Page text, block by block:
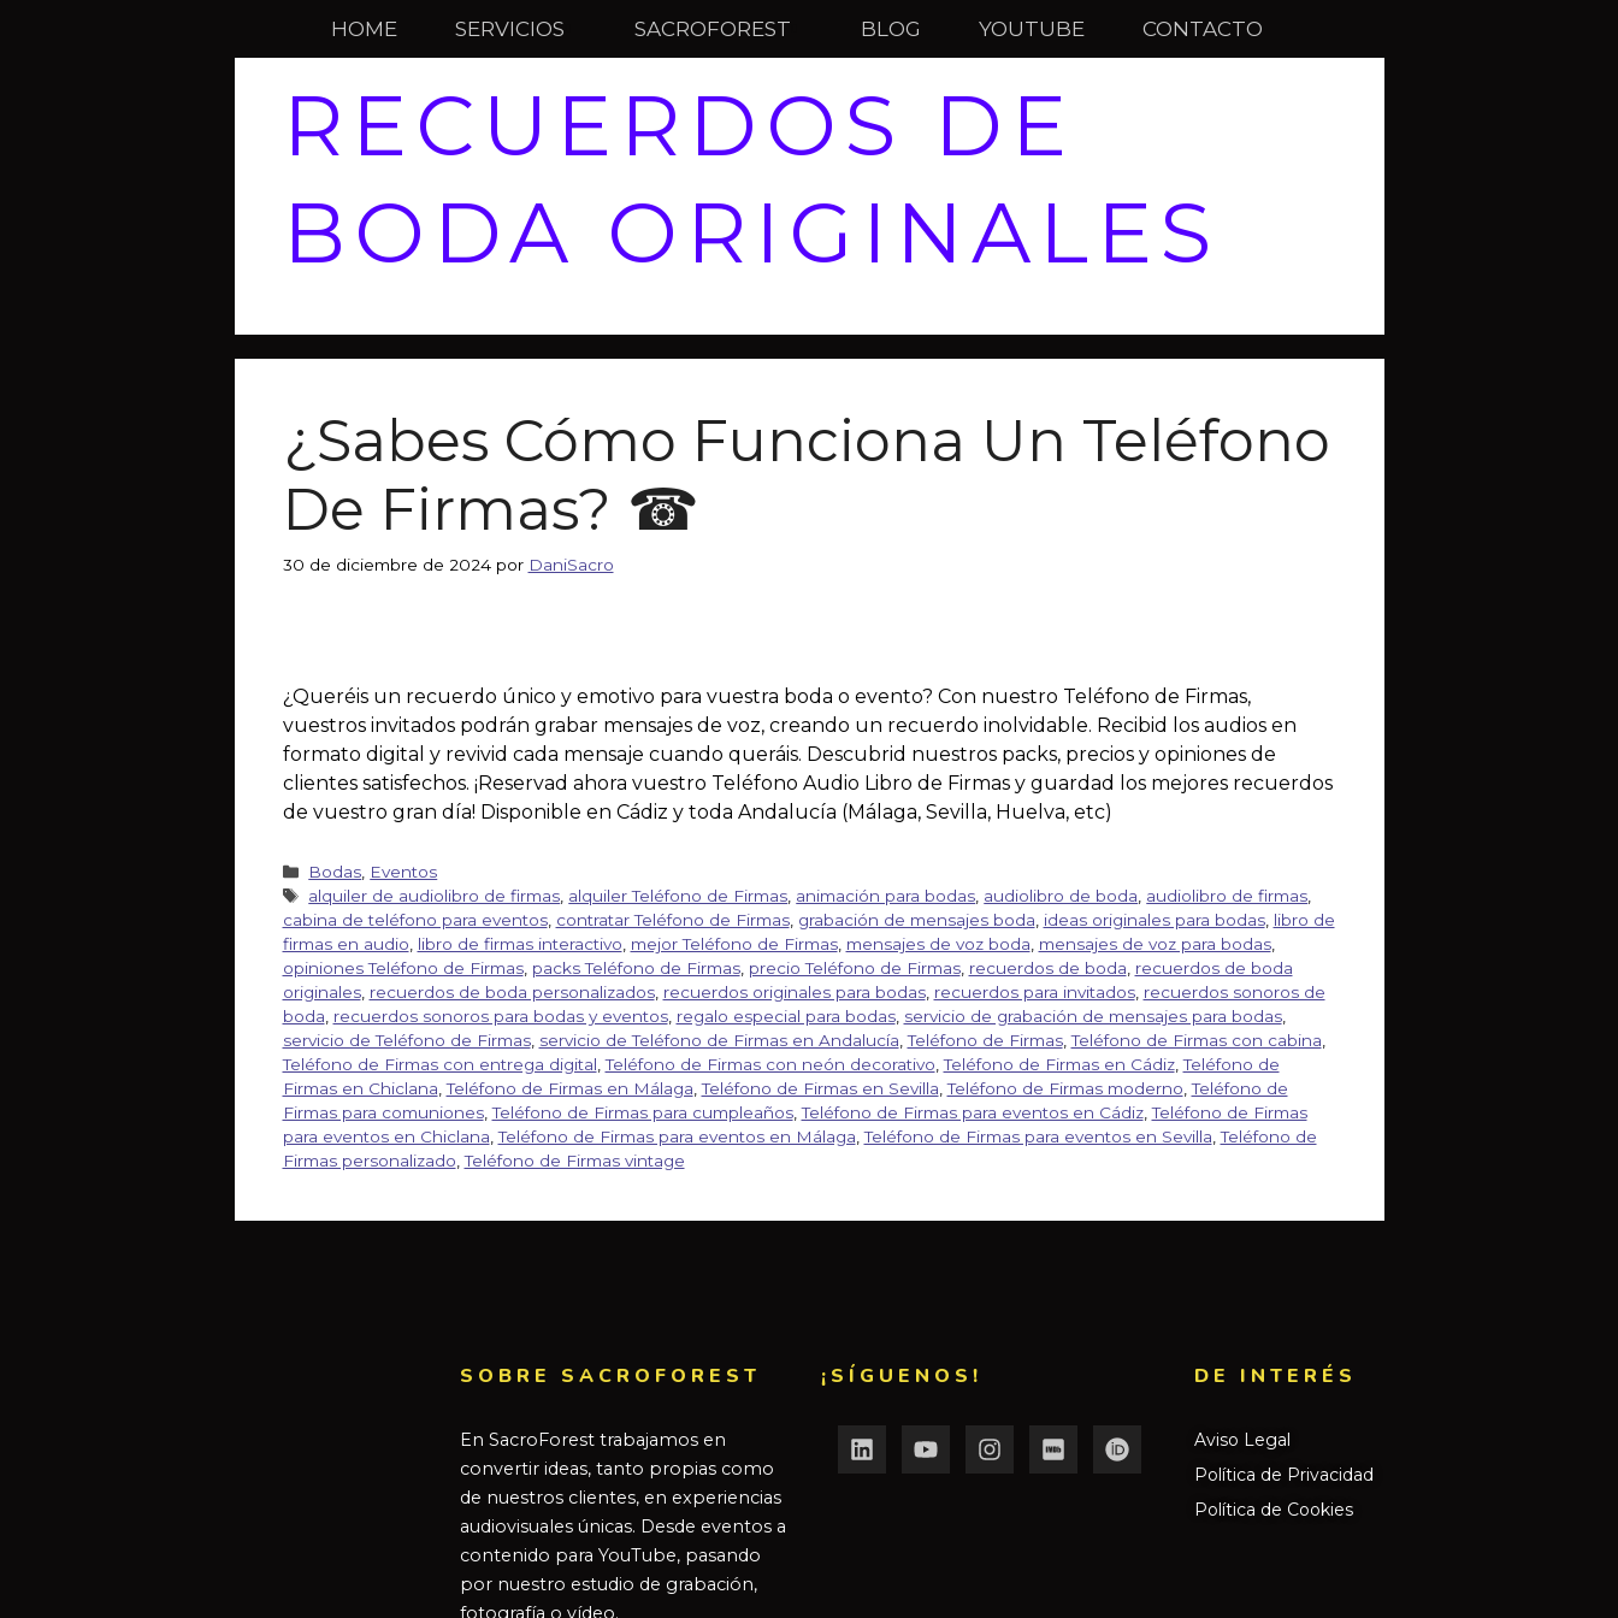
HOME SERVICIOS SACROFOREST BLOG YOUTUBE CONTACTO
RECUERDOS DE
BODA ORIGINALES
¿Sabes Cómo Funciona Un Teléfono
De Firmas? ☎
30 de diciembre de 2024 por DaniSacro
¿Queréis un recuerdo único y emotivo para vuestra boda o evento? Con nuestro Teléfono de Firmas,
vuestros invitados podrán grabar mensajes de voz, creando un recuerdo inolvidable. Recibid los audios en
formato digital y revivid cada mensaje cuando queráis. Descubrid nuestros packs, precios y opiniones de
clientes satisfechos. ¡Reservad ahora vuestro Teléfono Audio Libro de Firmas y guardad los mejores recuerdos
de vuestro gran día! Disponible en Cádiz y toda Andalucía (Málaga, Sevilla, Huelva, etc)
Bodas Eventos
alquiler de audiolibro de firmas alquiler Teléfono de Firmas animación para bodas audiolibro de boda audiolibro de firmas
cabina de teléfono para eventos, contratar Teléfono de Firmas, grabación de mensajes boda ideas originales para bodas, libro de
firmas en audio libro de firmas interactivo mejor Teléfono de Firmas, mensajes de voz boda mensajes de voz para bodas,
opiniones Teléfono de Firmas, packs Teléfono de Firmas, precio Teléfono de Firmas, recuerdos de boda recuerdos de boda
originales, recuerdos de boda personalizados, recuerdos originales para bodas, recuerdos para invitados, recuerdos sonoros de
boda recuerdos sonoros para bodas y eventos, regalo especial para bodas, servicio de grabación de mensajes para bodas,
servicio de Teléfono de Firmas, servicio de Teléfono de Firmas en Andalucía ,Teléfono de Firmas,Teléfono de Firmas con cabina
Teléfono de Firmas con entrega digital ,Teléfono de Firmas con neón decorativo ,Teléfono de Firmas en Cádiz,Teléfono de
Firmas en Chiclana ,Teléfono de Firmas en Málaga ,Teléfono de Firmas en Sevilla ,Teléfono de Firmas moderno ,Teléfono de
Firmas para comuniones,Teléfono de Firmas para cumpleaños,Teléfono de Firmas para eventos en Cádiz,Teléfono de Firmas
para eventos en Chiclana ,Teléfono de Firmas para eventos en Málaga ,Teléfono de Firmas para eventos en Sevilla ,Teléfono de
Firmas personalizado ,Teléfono de Firmas vintage
SOBRE SACROFOREST
En SacroForest trabajamos en
convertir ideas, tanto propias como
de nuestros clientes, en experiencias
audiovisuales únicas. Desde eventos a
contenido para YouTube, pasando
por nuestro estudio de grabación,
fotografía o vídeo.
¡SÍGUENOS! DE INTERÉS​
Aviso Legal
Política de Privacidad
Política de Cookies